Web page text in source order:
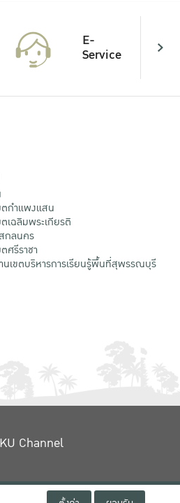
E-
Service
ตกําแพงแสน
เฉลิมพระเกียรติ
กลนคร
ศรีราชา
นเขตบริหารการเรียนรู้พื้นที่สุพรรณบุรี
KU Channel